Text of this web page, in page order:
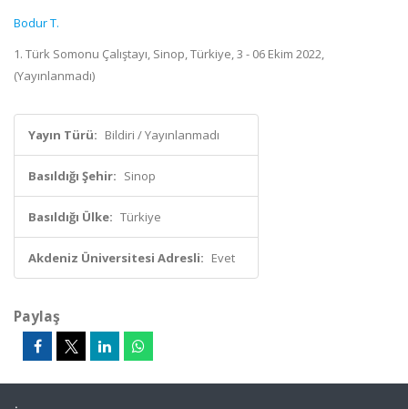
Bodur T.
1. Türk Somonu Çalıştayı, Sinop, Türkiye, 3 - 06 Ekim 2022,
(Yayınlanmadı)
Yayın Türü: Bildiri / Yayınlanmadı
Basıldığı Şehir: Sinop
Basıldığı Ülke: Türkiye
Akdeniz Üniversitesi Adresli: Evet
Paylaş